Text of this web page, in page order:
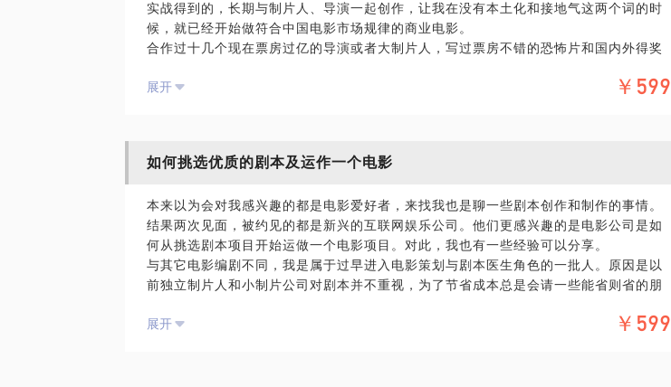
实战得到的，长期与制片人、导演一起创作，让我在没有本土化和接地气这两个词的时
候，就已经开始做符合中国电影市场规律的商业电影。
合作过十几个现在票房过亿的导演或者大制片人，写过票房不错的恐怖片和国内外得奖
始改编自己的小说。
无论你是一个爱好者，还是从业者。只要你有想法，你想知道怎么把它变成电影剧本，
办法。我会让你成为我的团队一员，大家一起帮你把点子变成一个电影。
展开 ￥599
如何挑选优质的剧本及运作一个电影
本来以为会对我感兴趣的都是电影爱好者，来找我也是聊一些剧本创作和制作的事情。
结果两次见面，被约见的都是新兴的互联网娱乐公司。他们更感兴趣的是电影公司是如
何从挑选剧本项目开始运做一个电影项目。对此，我也有一些经验可以分享。
与其它电影编剧不同，我是属于过早进入电影策划与剧本医生角色的一批人。原因是以
前独立制片人和小制片公司对剧本并不重视，为了节省成本总是会请一些能省则省的朋
不专业的做法导致的结果就是项目夭折。作为很早就在混在互联网络写小说后来出书，
展开 ￥599